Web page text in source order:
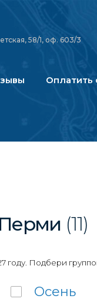
58/1, оф. 603/3
Оплатить
(11)
Подбери
Осень